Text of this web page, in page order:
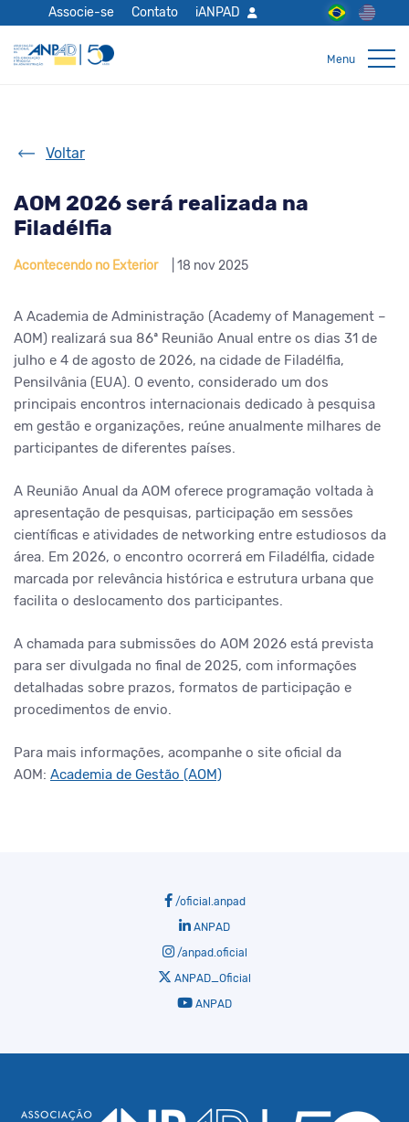
Associe-se Contato iANPAD
Voltar
AOM 2026 será realizada na
Filadélfia
Acontecendo no Exterior | 18 nov 2025
A Academia de Administração (Academy of Management –
AOM) realizará sua 86ª Reunião Anual entre os dias 31 de
julho e 4 de agosto de 2026, na cidade de Filadélfia,
Pensilvânia (EUA). O evento, considerado um dos
principais encontros internacionais dedicado à pesquisa
em gestão e organizações, reúne anualmente milhares de
participantes de diferentes países.
A Reunião Anual da AOM oferece programação voltada à
apresentação de pesquisas, participação em sessões
científicas e atividades de networking entre estudiosos da
área. Em 2026, o encontro ocorrerá em Filadélfia, cidade
marcada por relevância histórica e estrutura urbana que
facilita o deslocamento dos participantes.
A chamada para submissões do AOM 2026 está prevista
para ser divulgada no final de 2025, com informações
detalhadas sobre prazos, formatos de participação e
procedimentos de envio.
Para mais informações, acompanhe o site oficial da
AOM: Academia de Gestão (AOM)
/oficial.anpad
ANPAD
/anpad.oficial
ANPAD_Oficial
ANPAD